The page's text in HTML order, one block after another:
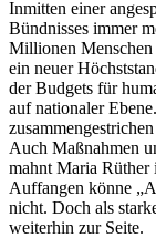
Inmitten einer
Bündnisses immer
Millionen
ein neuer
der Budgets für
auf nationaler
Auch Maßnahmen
mahnt Maria Rüther
Auffangen könne
nicht. Doch als
weiterhin zur Seite.